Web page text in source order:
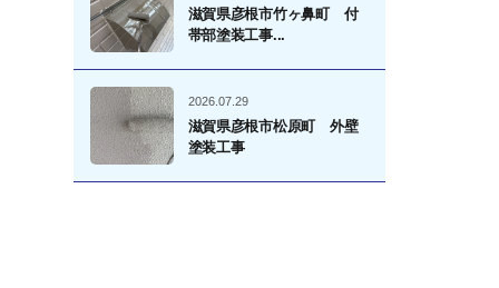
滋賀県彦根市竹ヶ鼻町 付
帯部塗装工事...
2026.07.29
滋賀県彦根市松原町 外壁
塗装工事